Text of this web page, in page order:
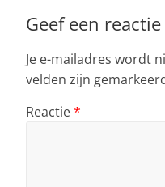
Geef een reactie
Je e-mailadres wordt
velden zijn
Reactie*